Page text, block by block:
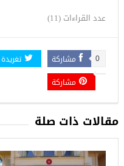
عدد القراءات (11)
مشاركة 0 تغريدة
مشاركة
مقالات ذات صلة